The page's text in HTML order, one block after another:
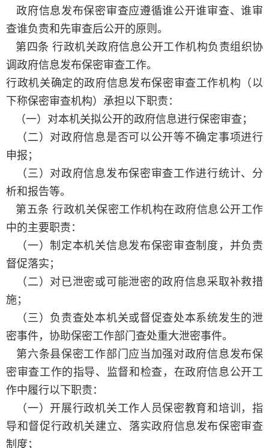
政府信息发布保密审查应遵循谁公开谁审查、谁审
查谁负责和先审查后公开的原则。
第四条 行政机关政府信息公开工作机构负责组织协
调政府信息发布保密审查工作。
行政机关确定的政府信息发布保密审查工作机构（以
下称保密审查机构）承担以下职责：
（一）对本机关拟公开的政府信息进行保密审查；
（二）对政府信息是否可以公开等不确定事项进行
申报；
（三）对政府信息发布保密审查工作进行统计、分
析和报告等。
第五条 行政机关保密工作机构在政府信息公开工作
中的主要职责：
（一）制定本机关信息发布保密审查制度，并负责
督促落实；
（二）对已泄密或可能泄密的政府信息采取补救措
施；
（三）负责查处本机关或督促查处本系统发生的泄
密事件，协助保密工作部门查处重大泄密事件。
第六条县保密工作部门应当加强对政府信息发布保
密审查工作的指导、监督和检查，在政府信息公开工
作中履行以下职责：
（一）开展行政机关工作人员保密教育和培训，指
导和督促行政机关建立、落实政府信息发布保密审查
制度；